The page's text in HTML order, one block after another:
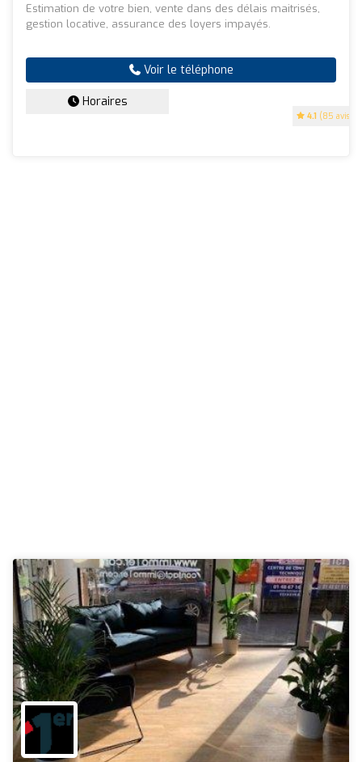
4.1 (85 avis)
Estimation de votre bien, vente dans des délais maitrisés,
gestion locative, assurance des loyers impayés.
Voir le téléphone
Horaires